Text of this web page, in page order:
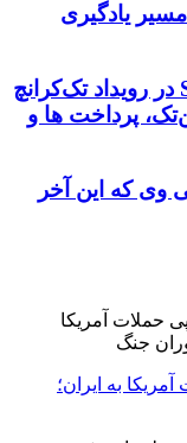
یادگیری
رونمایی از استیج Smart Money در رویداد تک‌کرانچ
فین‌تک، پرداخت‌ ها و
وی که این آخر
به ایران؛